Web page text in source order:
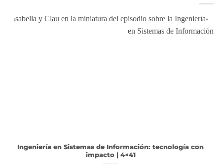
Ingeniería en Sistemas de Información: tecnología con
impacto | 4×41